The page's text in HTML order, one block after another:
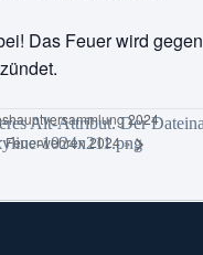
Das Feuer wird gegen
2024
Feuerwehren 2024»